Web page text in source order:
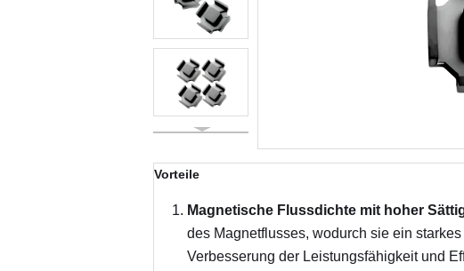
Vorteile
Magnetische Flussdichte mit hoher
des Magnetflusses, wodurch sie ein
Verbesserung der Leistungsfähigkeit und